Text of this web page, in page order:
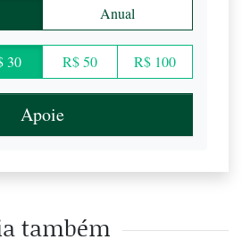
Anual
30 R$ 50 R$ 100
Apoie
também